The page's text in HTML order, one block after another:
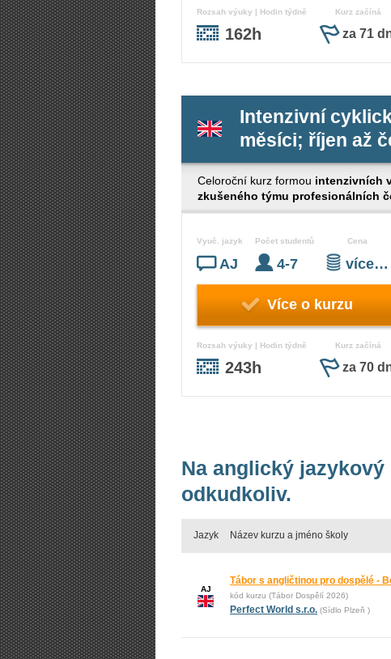
Rozsah výuky | Hodin týdně
162h
Kurz začíná
za 71
Intenzivní
měsíci; říjen až
Celoroční kurz formou intenzivních
zkušeného týmu profesionálních
Vyuč. jazyk
AJ
Počet studentů
4-7
Cena
více…
Více o kurzu
Rozsah výuky | Hodin týdně
243h
Kurz začíná
za 70
Na anglický
odkudkoliv.
Jazyk Název kurzu a jméno školy
AJ
Tábor s angličtinou pro dospělé -
kód kurzu (Tábor Dospělí 2026)
Perfect World s.r.o. (Sídlo Plzeň )